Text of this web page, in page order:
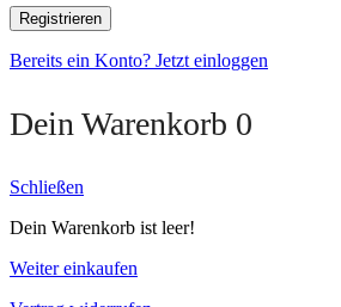
Registrieren
Bereits ein Konto? Jetzt einloggen
Dein Warenkorb 0
Schließen
Dein Warenkorb ist leer!
Weiter einkaufen